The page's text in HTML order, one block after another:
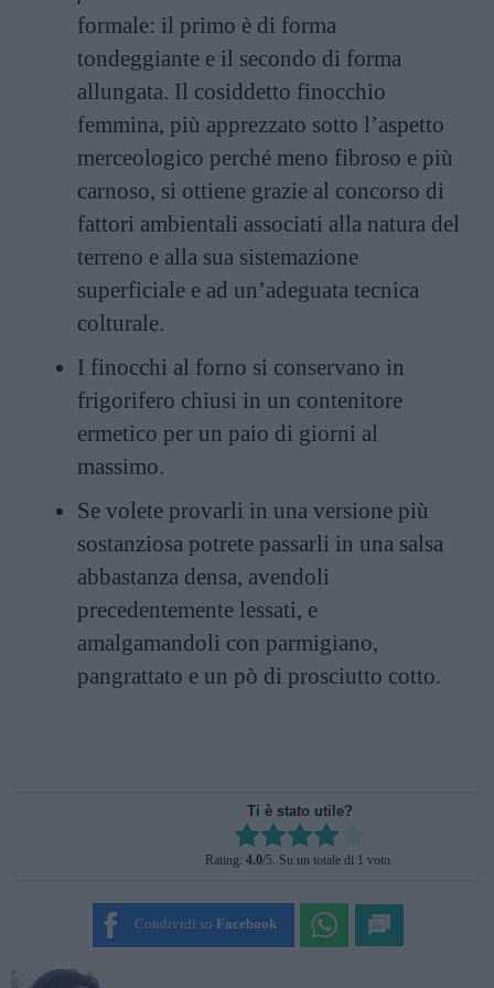
formale: il primo è di forma
tondeggiante e il secondo di forma
allungata. Il cosiddetto finocchio
femmina, più apprezzato sotto l’aspetto
merceologico perché meno fibroso e più
carnoso, si ottiene grazie al concorso di
fattori ambientali associati alla natura del
terreno e alla sua sistemazione
superficiale e ad un’adeguata tecnica
colturale.
I finocchi al forno si conservano in
frigorifero chiusi in un contenitore
ermetico per un paio di giorni al
massimo.
Se volete provarli in una versione più
sostanziosa potrete passarli in una salsa
abbastanza densa, avendoli
precedentemente lessati, e
amalgamandoli con parmigiano,
pangrattato e un pò di prosciutto cotto.
Ti è stato utile?
Rate this item:
SUBMIT RATING
Rating: 4.0/5. Su un totale di 1 voto.
Condividi su Facebook